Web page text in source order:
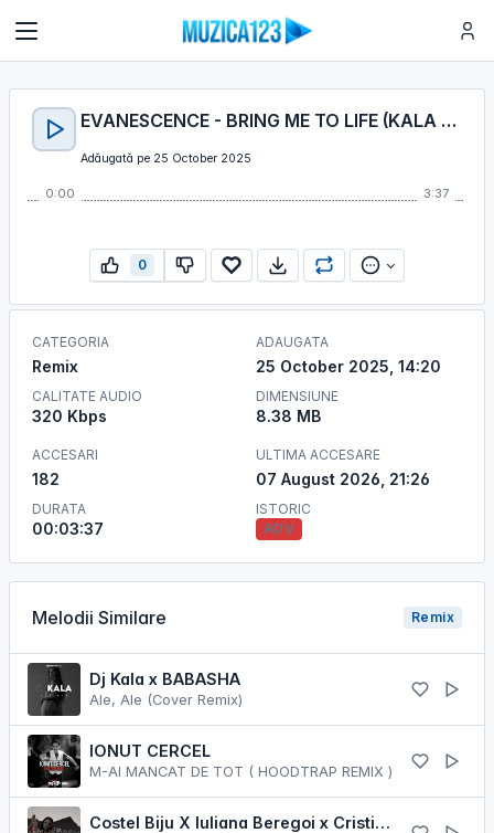
EVANESCENCE - BRING ME TO LIFE (KALA REMIX)
Adăugată pe 25 October 2025
0:00 3:37
0
CATEGORIA
Remix
CALITATE AUDIO
320 Kbps
ADAUGATA
25 October 2025, 14:20
DIMENSIUNE
8.38 MB
ACCESARI
182
DURATA
00:03:37
ULTIMA ACCESARE
07 August 2026, 21:26
ISTORIC
ADV
Melodii Similare Remix
Dj Kala x BABASHA
Ale, Ale (Cover Remix)
IONUT CERCEL
M-AI MANCAT DE TOT ( HOODTRAP REMIX )
Costel Biju X Iuliana Beregoi x Cristian Porcari